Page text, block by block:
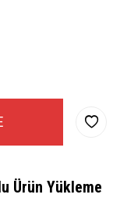
Ürün Yükleme